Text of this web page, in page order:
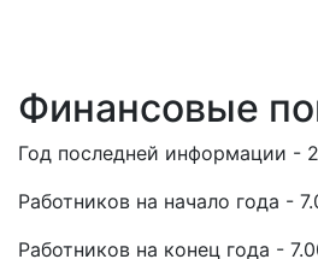
Финансовые
Год последней информации -
Работников на начало года -
Работников на конец года -